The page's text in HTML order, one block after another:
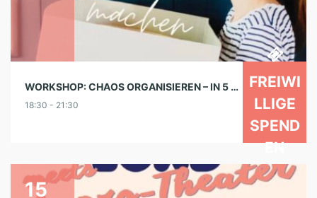
WORKSHOP: CHAOS ORGANISIEREN – IN 5 EINFACHEN SCHRITTEN
18:30 - 21:30
FREIWI
LLIGE
SPEND
EN
15